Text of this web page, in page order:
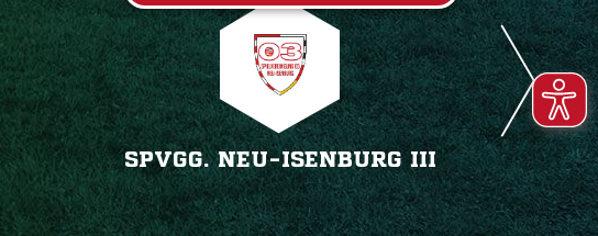
SPVGG. NEU-ISENBURG III